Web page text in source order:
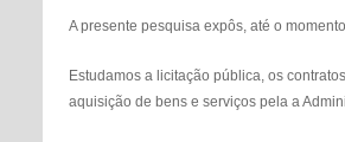
A presente pesquisa expôs, até o
Estudamos a licitação pública, os
aquisição de bens e serviços pela a